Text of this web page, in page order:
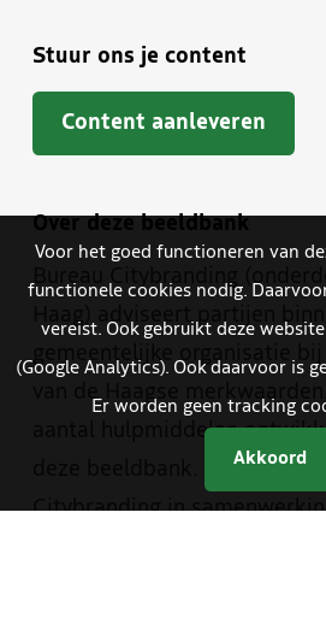
Stuur ons je content
Content aanleveren
Over deze beeldbank
Bureau Citybranding
Haag) adviseert partijen
gemeentelijke organisatie bij
van de Haagse
aantal hulpmiddelen
deze beeldbank. Deze
Citybranding in
Voor het goed functioneren van
functionele cookies nodig.
vereist. Ook gebruikt deze
(Google Analytics). Ook daarvoor is
Er worden geen tracking
Akkoord